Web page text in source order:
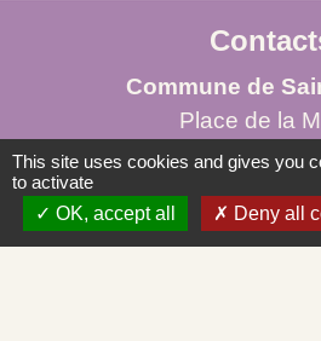
Commune de
Place de la
71260 Saint-Albain
Courriel
This site uses cookies and gives you
to activate
OK, accept all
Deny all